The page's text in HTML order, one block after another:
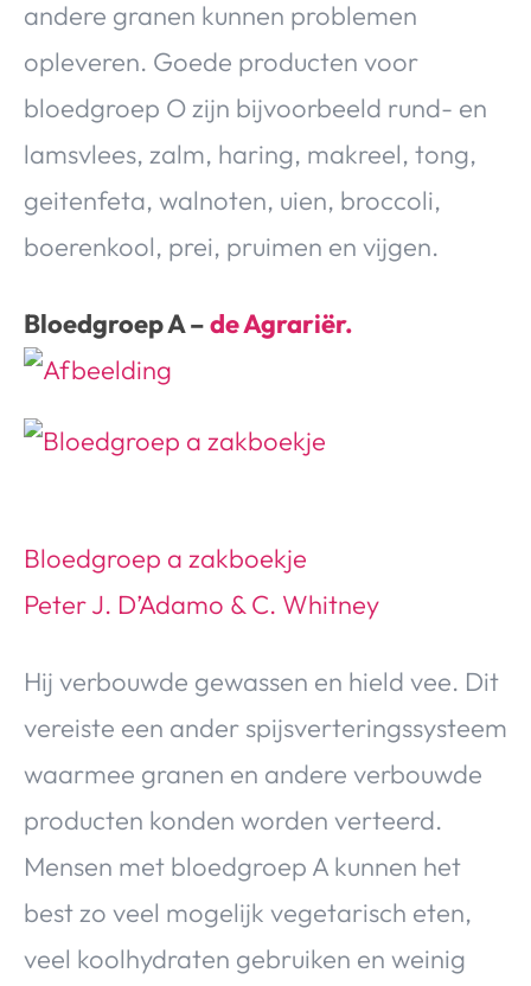
andere granen kunnen problemen
opleveren. Goede producten voor
bloedgroep O zijn bijvoorbeeld rund- en
lamsvlees, zalm, haring, makreel, tong,
geitenfeta, walnoten, uien, broccoli,
boerenkool, prei, pruimen en vijgen.
Bloedgroep A –de Agrariër.
Bloedgroep a zakboekje
Peter J. D’Adamo & C. Whitney
Hij verbouwde gewassen en hield vee. Dit
vereiste een ander spijsverteringssysteem
waarmee granen en andere verbouwde
producten konden worden verteerd.
Mensen met bloedgroep A kunnen het
best zo veel mogelijk vegetarisch eten,
veel koolhydraten gebruiken en weinig